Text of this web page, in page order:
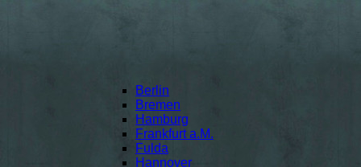
Berlin
Bremen
Hamburg
Frankfurt a.M.
Fulda
Hannover